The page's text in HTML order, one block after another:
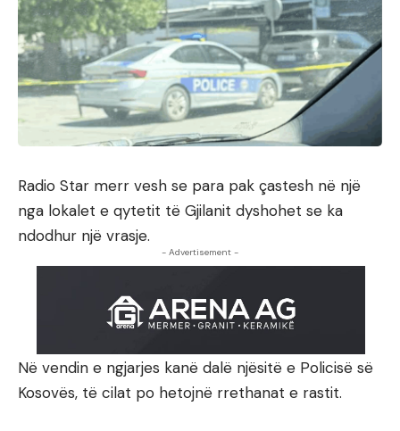
Radio Star merr vesh se para pak çastesh në një
nga lokalet e qytetit të Gjilanit dyshohet se ka
ndodhur një vrasje.
- Advertisement -
Në vendin e ngjarjes kanë dalë njësitë e Policisë së
Kosovës, të cilat po hetojnë rrethanat e rastit.